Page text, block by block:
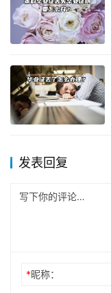
发表回复
*昵称：